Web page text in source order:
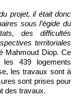
projet, il était donc
sous l’égide du
des difficultés
territoriales
Mahmoud Diop. Ce
les 439 logements
les travaux sont à
sont prises pour
des travaux.